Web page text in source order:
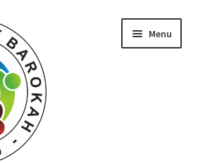
Menu